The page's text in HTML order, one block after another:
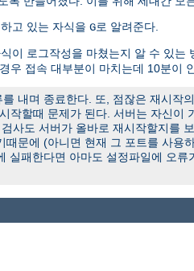
고 있는 자식을 G로 알려준다.
이 로그작성을 마쳤는지 알 수 있는
우 접속 대부분이 마치는데 10분이
내며 종료한다. 또, 점잖은 재시작
할때 문제가 된다. 서버는 자신이
사도 서버가 올바로 재시작할지를
때문에 (아니면 현재 그 포트를 사용
패한다면 아마도 설정파일에 오